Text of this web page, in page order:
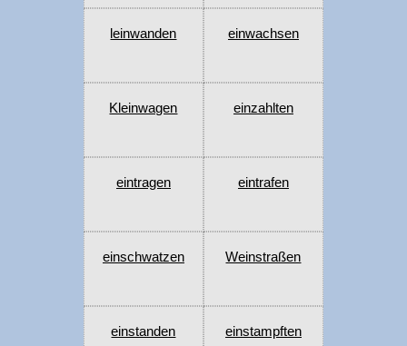
leinwanden einwachsen
Kleinwagen einzahlten
eintragen eintrafen
einschwatzen Weinstraßen
einstanden einstampften